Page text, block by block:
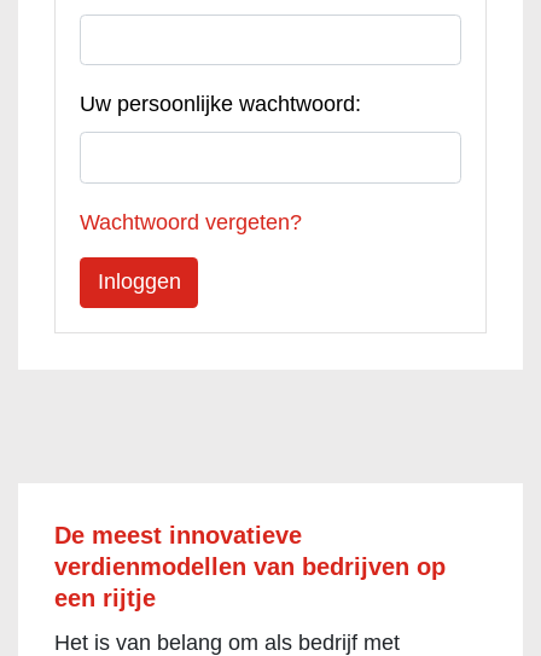
Uw persoonlijke wachtwoord:
Wachtwoord vergeten?
De meest innovatieve
verdienmodellen van bedrijven op
een rijtje
Het is van belang om als bedrijf met